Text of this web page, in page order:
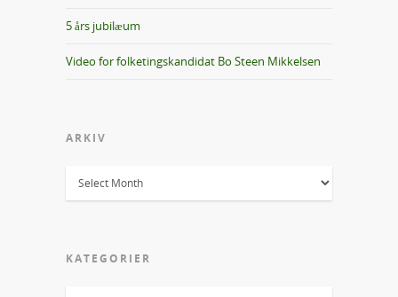
5 års jubilæum
Video for folketingskandidat Bo Steen Mikkelsen
ARKIV
KATEGORIER